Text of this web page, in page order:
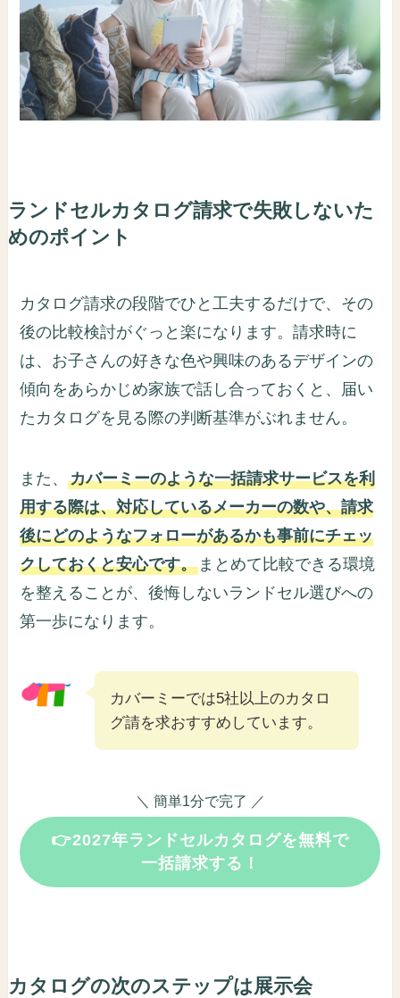
ランドセルカタログ請求で失敗しないた
めのポイント
カタログ請求の段階でひと工夫するだけで、その
後の比較検討がぐっと楽になります。請求時に
は、お子さんの好きな色や興味のあるデザインの
傾向をあらかじめ家族で話し合っておくと、届い
たカタログを見る際の判断基準がぶれません。
また、カバーミーのような一括請求サービスを利
用する際は、対応しているメーカーの数や、請求
後にどのようなフォローがあるかも事前にチェッ
クしておくと安心です。 まとめて比較できる環境
を整えることが、後悔しないランドセル選びへの
第一歩になります。
カバーミーでは5社以上のカタロ
グ請を求おすすめしています。
＼ 簡単1分で完了 ／
👉2027年ランドセルカタログを無料で
一括請求する！
カタログの次のステップは展示会